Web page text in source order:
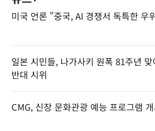
미국 언론 "중국, AI 경쟁서 독특한 우
일본 시민들, 나가사키 원폭 81주년
반대 시위
CMG, 신장 문화관광 예능 프로그램 개